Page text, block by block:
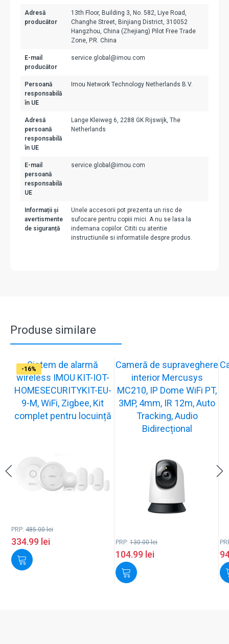
Adresă
producător
13th Floor, Building 3, No. 582, Liye Road,
Changhe Street, Binjiang District, 310052
Hangzhou, China (Zhejiang) Pilot Free Trade
Zone, P.R. China
E-mail
producător
service.global@imou.com
Persoană
responsabilă
în UE
Imou Network Technology Netherlands B.V.
Adresă
persoană
responsabilă
în UE
Lange Kleiweg 6, 2288 GK Rijswijk, The
Netherlands
E-mail
persoană
responsabilă
UE
service.global@imou.com
Informații și
avertismente
de siguranță
Unele accesorii pot prezenta un risc de
sufocare pentru copiii mici. A nu se lasa la
indemana copiilor. Cititi cu atentie
instructiunile si informatiile despre produs.
Produse similare
-31%
Sistem de alarmă
wireless IMOU KIT-IOT-
HOMESECURITYKIT-EU-
9-M, WiFi, Zigbee, Kit
complet pentru locuință
PRP: 485.00lei
334.99 lei
-19%
Cameră de supraveghere
interior Mercusys
MC210, IP Dome WiFi PT,
3MP, 4mm, IR 12m, Auto
Tracking, Audio
Bidirecțional
PRP: 130.00lei
104.99 lei
-21%
-13%
-15%
-20%
-12%
-13%
-16%